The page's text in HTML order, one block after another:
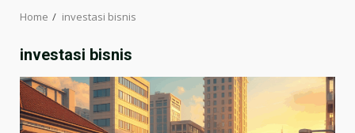
Home investasi bisnis
investasi bisnis